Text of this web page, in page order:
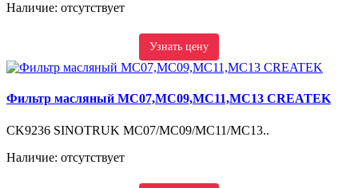
Наличие: отсутствует
Узнать цену
Фильтр масляный MC07,MC09,MC11,MC13 CREATEK
CK9236 SINOTRUK MC07/MC09/MC11/MC13..
Наличие: отсутствует